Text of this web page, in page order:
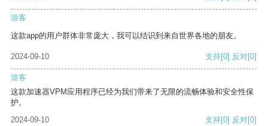
游客
这款app的用户群体非常庞大，我可以结识到来自世界各地的朋友。
2024-09-10 支持[0] 反对[0]
游客
这款加速器VPM应用程序已经为我们带来了无限的流畅体验和安全性保
护。
2024-09-10
支持[0] 反对[0]